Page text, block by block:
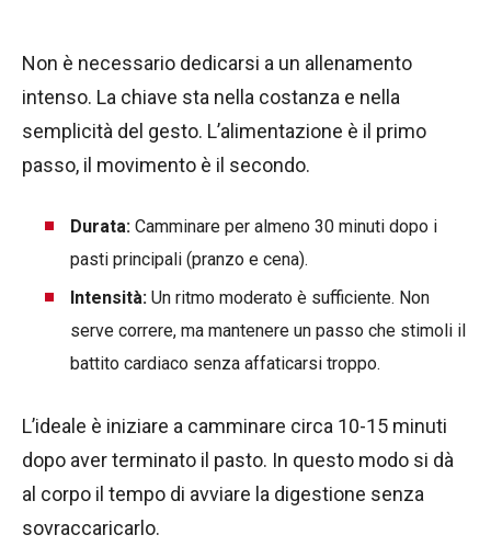
Non è necessario dedicarsi a un allenamento
intenso. La chiave sta nella costanza e nella
semplicità del gesto. L’alimentazione è il primo
passo, il movimento è il secondo.
Durata: Camminare per almeno 30 minuti dopo i
pasti principali (pranzo e cena).
Intensità: Un ritmo moderato è sufficiente. Non
serve correre, ma mantenere un passo che stimoli il
battito cardiaco senza affaticarsi troppo.
L’ideale è iniziare a camminare circa 10-15 minuti
dopo aver terminato il pasto. In questo modo si dà
al corpo il tempo di avviare la digestione senza
sovraccaricarlo.